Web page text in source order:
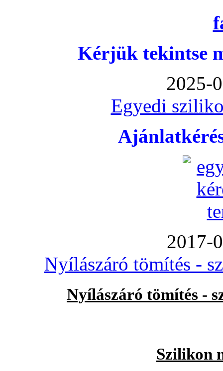
Kérjük tekintse
2025-
Egyedi
2017-
Nyílászáró tömítés -
Nyílászáró tömítés -
Szilikon